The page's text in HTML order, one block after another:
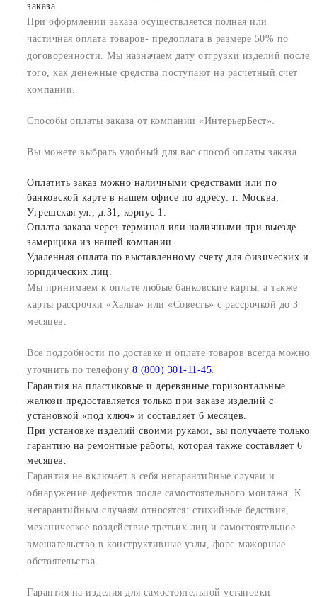
заказа.
При оформлении заказа осуществляется полная или
частичная оплата товаров- предоплата в размере 50% по
договоренности. Мы назначаем дату отгрузки изделий после
того, как денежные средства поступают на расчетный счет
компании.
Способы оплаты заказа от компании «ИнтерьерБест».
Вы можете выбрать удобный для вас способ оплаты заказа.
Оплатить заказ можно наличными средствами или по
банковской карте в нашем офисе по адресу: г. Москва,
Угрешская ул., д.31, корпус 1.
Оплата заказа через терминал или наличными при выезде
замерщика из нашей компании.
Удаленная оплата по выставленному счету для физических и
юридических лиц.
Мы принимаем к оплате любые банковские карты, а также
карты рассрочки «Халва» или «Совесть» с рассрочкой до 3
месяцев.
Все подробности по доставке и оплате товаров всегда можно
уточнить по телефону 8 (800) 301-11-45
Гарантия на пластиковые и деревянные горизонтальные
жалюзи предоставляется только при заказе изделий с
установкой «под ключ» и составляет 6 месяцев.
При установке изделий своими руками, вы получаете только
гарантию на ремонтные работы, которая также составляет 6
месяцев.
Гарантия не включает в себя негарантийные случаи и
обнаружение дефектов после самостоятельного монтажа. К
негарантийным случаям относятся: стихийные бедствия,
механическое воздействие третьих лиц и самостоятельное
вмешательство в конструктивные узлы, форс-мажорные
обстоятельства.
Гарантия на изделия для самостоятельной установки